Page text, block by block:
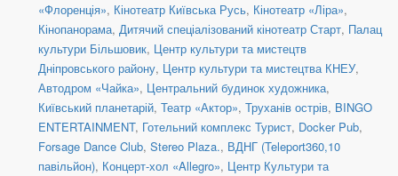
«Флоренція», Кінотеатр Київська Русь, Кінотеатр «Ліра»,
Кінопанорама, Дитячий спеціалізований кінотеатр Старт, Палац
культури Більшовик, Центр культури та мистецтв
Дніпровського району, Центр культури та мистецтва КНЕУ,
Автодром «Чайка», Центральний будинок художника,
Київський планетарій, Театр «Актор», Труханів острів, BINGO
ENTERTAINMENT, Готельний комплекс Турист, Docker Pub,
Forsage Dance Club, Stereo Plaza., ВДНГ (Teleport360,10
павільйон), Концерт-хол «Allegro», Центр Культури та